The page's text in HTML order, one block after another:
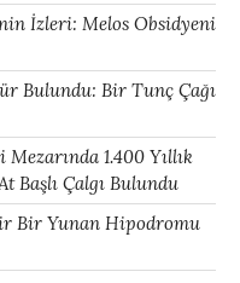
İzleri: Melos Obsidyeni
Bulundu: Bir Tunç Çağı
1.400 Yıllık
Başlı Çalgı Bulundu
Bir Yunan Hipodromu